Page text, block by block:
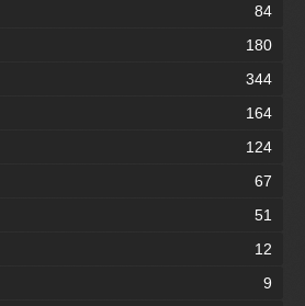
84
180
344
164
124
67
51
12
9